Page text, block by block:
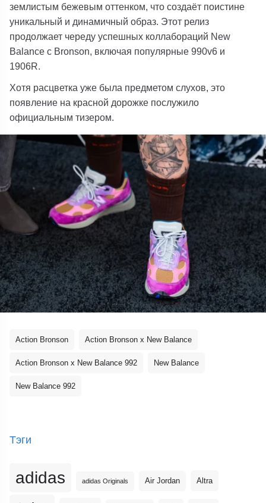
землистым бежевым оттенком, что создаёт поистине
уникальный и динамичный образ. Этот релиз
продолжает череду успешных коллабораций New
Balance с Bronson, включая популярные 990v6 и
1906R.
Хотя расцветка уже была предметом слухов, это
появление на красной дорожке послужило
официальным тизером.
Action Bronson Action Bronson x New Balance
Action Bronson x New Balance 992 New Balance
New Balance 992
Тэги
adidas adidas Originals Air Jordan Altra